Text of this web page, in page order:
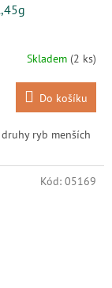
Skladem (2 ks)
Do košíku
ryb menších
Kód: 05169